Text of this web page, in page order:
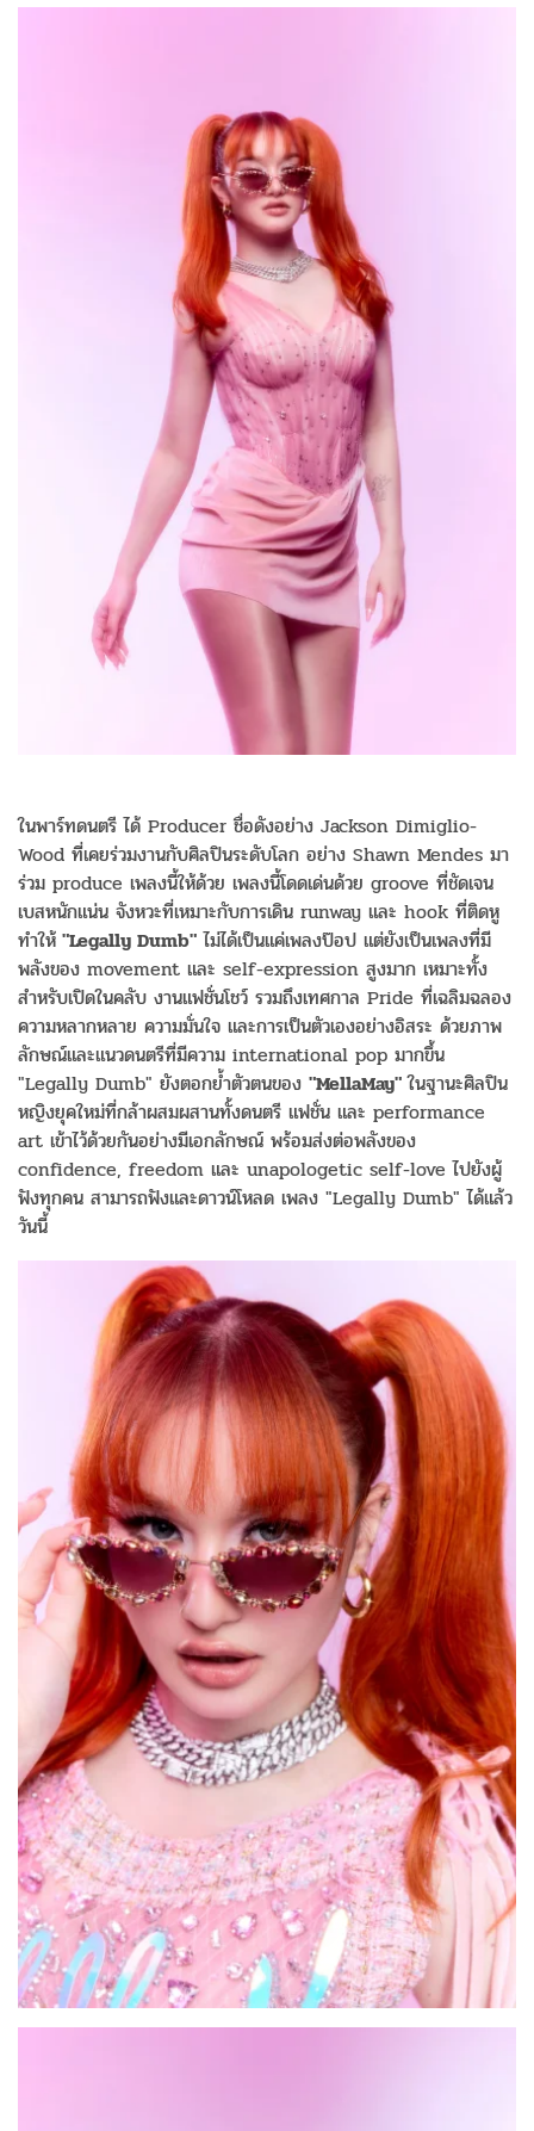
ในพาร์ทดนตรี ได้ Producer ชื่อดังอย่าง Jackson Dimiglio-
Wood ที่เคยร่วมงานกับศิลปินระดับโลก อย่าง Shawn Mendes มา
ร่วม produce เพลงนี้ให้ด้วย เพลงนี้โดดเด่นด้วย groove ที่ชัดเจน
เบสหนักแน่น จังหวะที่เหมาะกับการเดิน runway และ hook ที่ติดหู
ทำให้ "Legally Dumb" ไม่ได้เป็นแค่เพลงป๊อป แต่ยังเป็นเพลงที่มี
พลังของ movement และ self-expression สูงมาก เหมาะทั้ง
สำหรับเปิดในคลับ งานแฟชั่นโชว์ รวมถึงเทศกาล Pride ที่เฉลิมฉลอง
ความหลากหลาย ความมั่นใจ และการเป็นตัวเองอย่างอิสระ ด้วยภาพ
ลักษณ์และแนวดนตรีที่มีความ international pop มากขึ้น
"Legally Dumb" ยังตอกย้ำตัวตนของ "MellaMay"ในฐานะศิลปิน
หญิงยุคใหม่ที่กล้าผสมผสานทั้งดนตรี แฟชั่น และ performance
art เข้าไว้ด้วยกันอย่างมีเอกลักษณ์ พร้อมส่งต่อพลังของ
confidence, freedom และ unapologetic self-love ไปยังผู้
ฟังทุกคน สามารถฟังและดาวน์โหลด เพลง "Legally Dumb" ได้แล้ว
วันนี้